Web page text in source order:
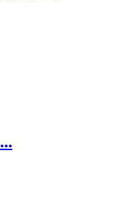
موديول أوردوينو - موديول...